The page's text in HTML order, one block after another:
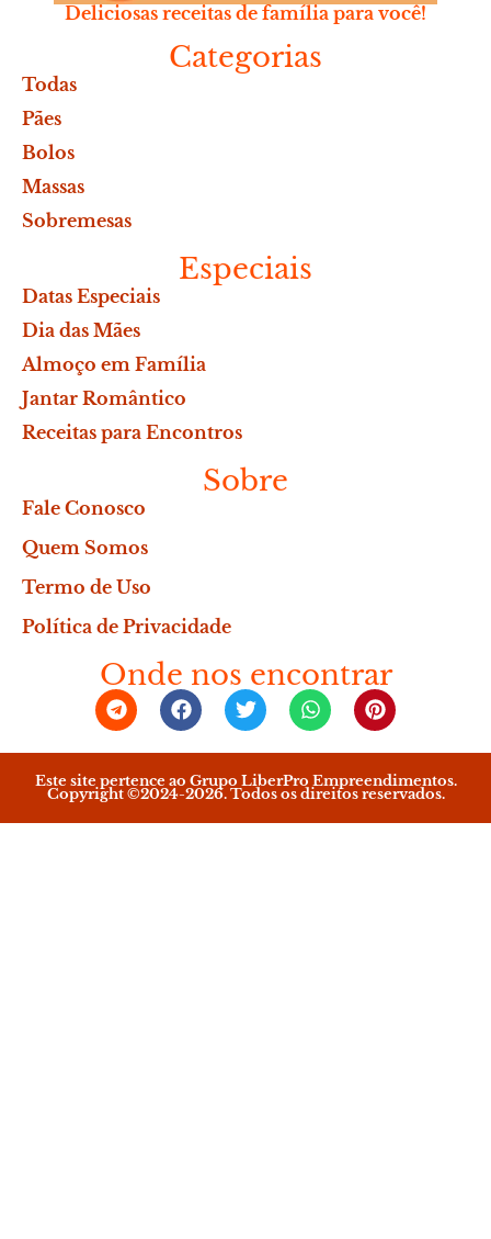
Deliciosas receitas de família para você!
Categorias
Todas
Pães
Bolos
Massas
Sobremesas
Especiais
Datas Especiais
Dia das Mães
Almoço em Família
Jantar Romântico
Receitas para Encontros
Sobre
Fale Conosco
Quem Somos
Termo de Uso
Política de Privacidade
Onde nos encontrar
Este site pertence ao Grupo LiberPro Empreendimentos.
Copyright ©2024-2026. Todos os direitos reservados.